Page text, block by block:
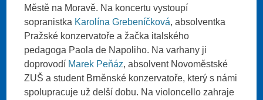
Městě na Moravě. Na koncertu vystoupí
sopranistka Karolína Grebeníčková, absolventka
Pražské konzervatoře a žačka italského
pedagoga Paola de Napoliho. Na varhany ji
doprovodí Marek Peňáz, absolvent Novoměstské
ZUŠ a student Brněnské konzervatoře, který s námi
spolupracuje už delší dobu. Na violoncello zahraje